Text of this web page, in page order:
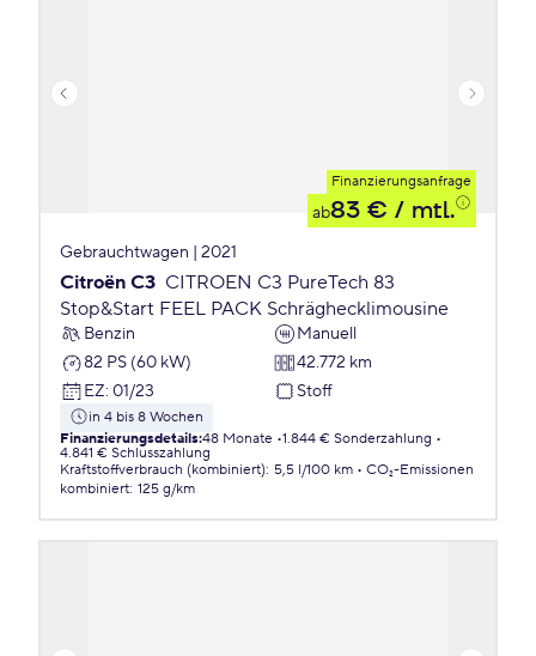
Finanzierungsanfrage
ab83 € / mtl.
Gebrauchtwagen | 2021
Citroën C3 CITROEN C3 PureTech 83
Stop&Start FEEL PACK Schräghecklimousine
Benzin
Manuell
82 PS (60 kW)
42.772 km
EZ: 01/23 Stoff
in 4 bis 8 Wochen
Finanzierungsdetails:48 Monate 1.844 € Sonderzahlung
4.841 € Schlusszahlung
Kraftstoffverbrauch (kombiniert): 5,5 l/100 km
CO₂-Emissionen
kombiniert: 125 g/km